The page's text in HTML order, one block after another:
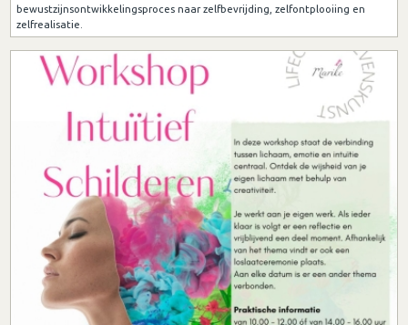
bewustzijnsontwikkelingsproces naar zelfbevrijding, zelfontplooiing en
zelfrealisatie.